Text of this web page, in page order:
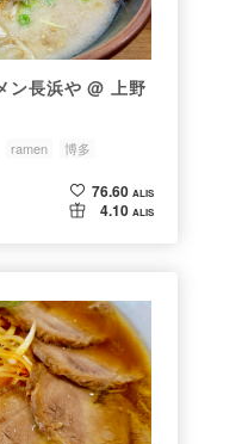
ン長浜や @ 上野
ramen 博多
76.60 ALIS
4.10 ALIS